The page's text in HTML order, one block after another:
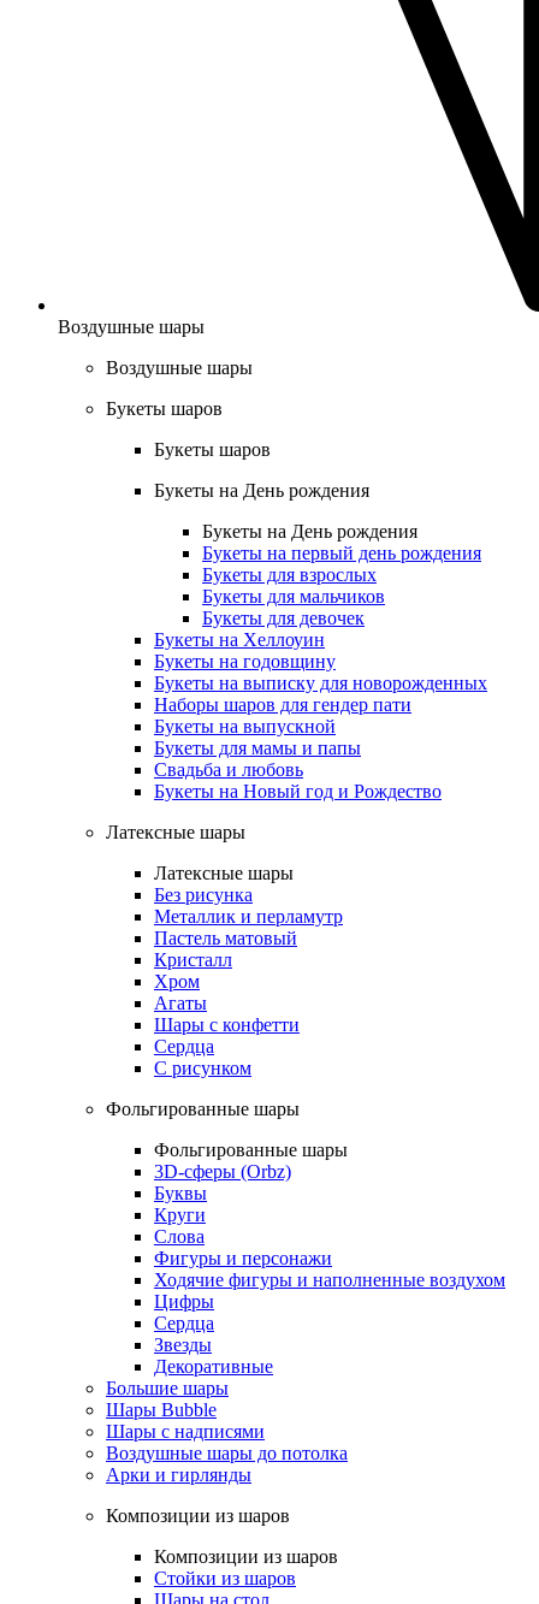
Воздушные шары
Воздушные шары
Букеты шаров
Букеты шаров
Букеты на День рождения
Букеты на День рождения
Букеты на первый день рождения
Букеты для взрослых
Букеты для мальчиков
Букеты для девочек
Букеты на Хеллоуин
Букеты на годовщину
Букеты на выписку для новорожденных
Наборы шаров для гендер пати
Букеты на выпускной
Букеты для мамы и папы
Свадьба и любовь
Букеты на Новый год и Рождество
Латексные шары
Латексные шары
Без рисунка
Металлик и перламутр
Пастель матовый
Кристалл
Хром
Агаты
Шары с конфетти
Сердца
С рисунком
Фольгированные шары
Фольгированные шары
3D-сферы (Orbz)
Буквы
Круги
Слова
Фигуры и персонажи
Ходячие фигуры и наполненные воздухом
Цифры
Сердца
Звезды
Декоративные
Большие шары
Шары Bubble
Шары с надписями
Воздушные шары до потолка
Арки и гирлянды
Композиции из шаров
Композиции из шаров
Стойки из шаров
Шары на стол